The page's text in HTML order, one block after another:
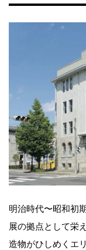
明治時代〜昭和初
展の拠点として栄
造物がひしめくエ